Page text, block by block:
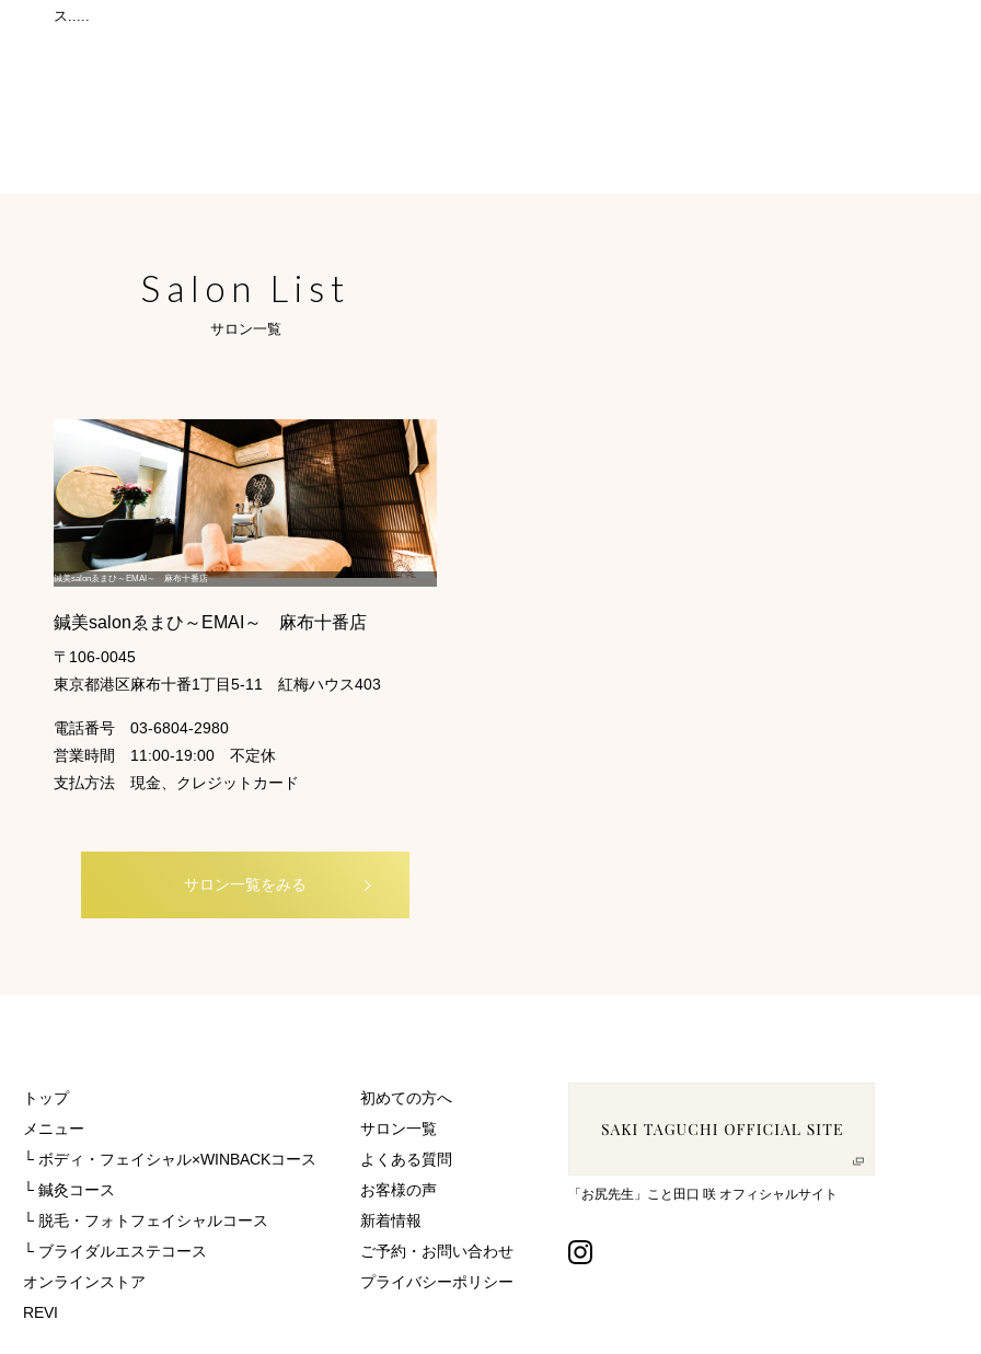
ス.....
Salon List
サロン一覧
鍼美salonゑまひ～EMAI～ 麻布十番店
鍼美salonゑまひ～EMAI～ 麻布十番店
〒106-0045
東京都港区麻布十番1丁目5-11 紅梅ハウス403
電話番号
03-6804-2980
営業時間
11:00-19:00 不定休
支払方法
現金、クレジットカード
サロン一覧をみる
トップ
メニュー
└ ボディ・フェイシャル×WINBACKコース
└ 鍼灸コース
└ 脱毛・フォトフェイシャルコース
└ ブライダルエステコース
オンラインストア
REVI
初めての方へ
サロン一覧
よくある質問
お客様の声
新着情報
ご予約・お問い合わせ
プライバシーポリシー
「お尻先生」こと田口 咲 オフィシャルサイト